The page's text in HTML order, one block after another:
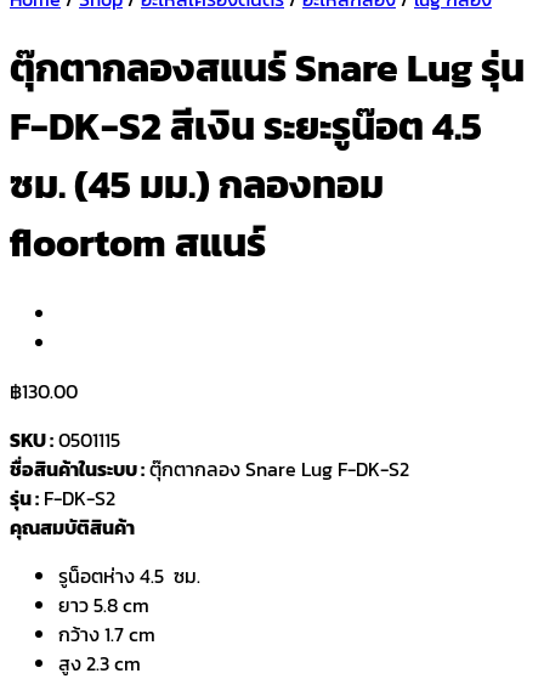
ตุ๊กตากลองสแนร์ Snare Lug รุ่น
F-DK-S2 สีเงิน ระยะรูน๊อต 4.5
ซม. (45 มม.) กลองทอม
floortom สแนร์
฿130.00
SKU :0501115
ชื่อสินค้าในระบบ :ตุ๊กตากลอง Snare Lug F-DK-S2
รุ่น : F-DK-S2
คุณสมบัติสินค้า
รูน็อตห่าง 4.5 ซม.
ยาว 5.8 cm
กว้าง 1.7 cm
สูง 2.3 cm